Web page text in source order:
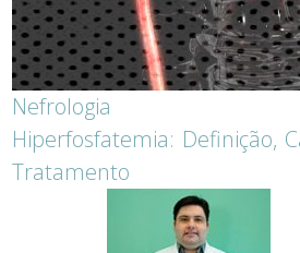
Nefrologia
Hiperfosfatemia: Definição,
Tratamento